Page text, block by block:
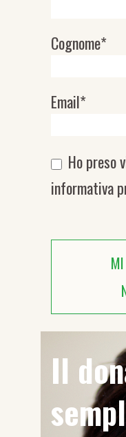
Cognome*
Email*
Ho preso
informativa
Il